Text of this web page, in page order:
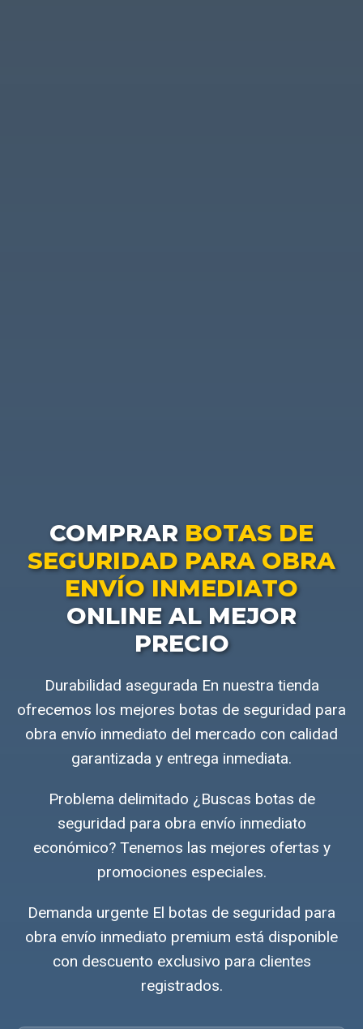
COMPRAR BOTAS DE
SEGURIDAD PARA OBRA
ENVÍO INMEDIATO
ONLINE AL MEJOR
PRECIO
Durabilidad asegurada En nuestra tienda
ofrecemos los mejores botas de seguridad para
obra envío inmediato del mercado con calidad
garantizada y entrega inmediata.
Problema delimitado ¿Buscas botas de
seguridad para obra envío inmediato
económico? Tenemos las mejores ofertas y
promociones especiales.
Demanda urgente El botas de seguridad para
obra envío inmediato premium está disponible
con descuento exclusivo para clientes
registrados.